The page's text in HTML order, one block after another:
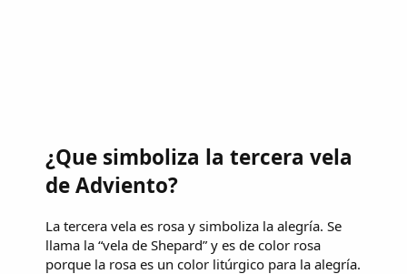
¿Que simboliza la tercera vela
de Adviento?
La tercera vela es rosa y simboliza la alegría. Se
llama la “vela de Shepard” y es de color rosa
porque la rosa es un color litúrgico para la alegría.